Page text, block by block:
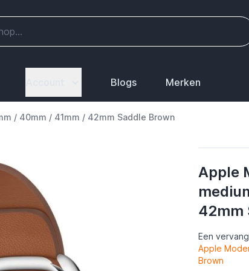
Blogs Merken
/ 40mm / 41mm / 42mm Saddle Brown
Apple
42mm
Een
Apple
Brown